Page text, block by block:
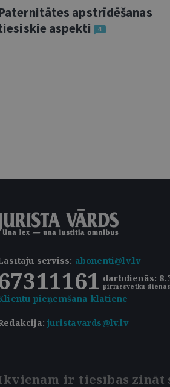
apstrīdēšanas
aspekti
4
serviss: abonenti@lv.lv
darbdienās:
pirmssvētku
pieņemšana klātienē
juristavards@lv.lv
ir tiesības zināt